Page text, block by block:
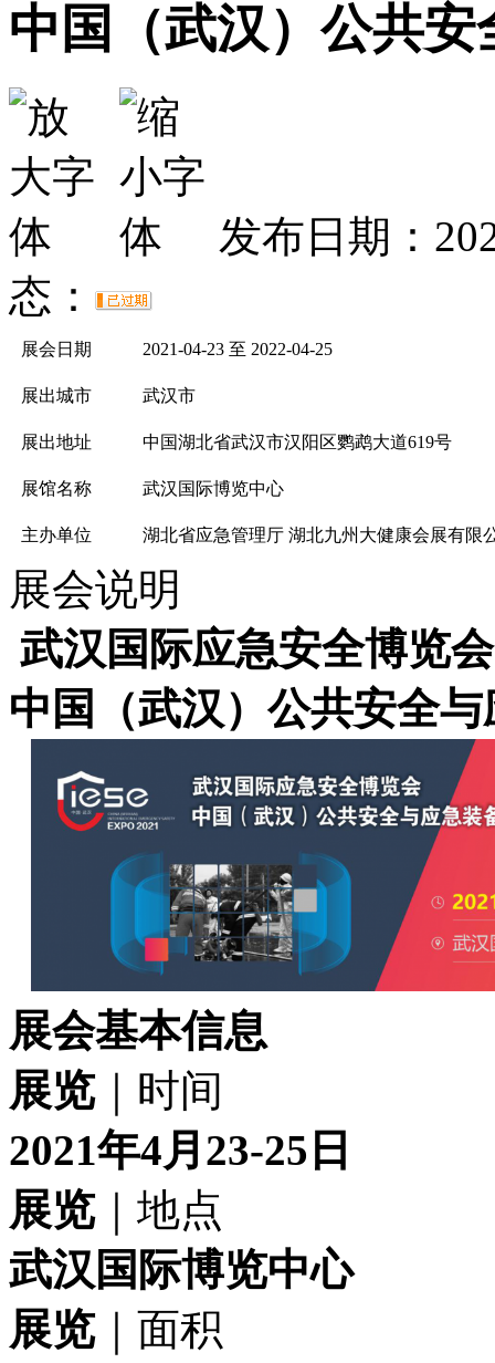
中国（武汉）公共
发布日期：
态：
展会日期 2021-04-23 至 2022-04-25
展出城市 武汉市
展出地址 中国湖北省武汉市汉阳区鹦鹉大道619号
展馆名称 武汉国际博览中心
主办单位 湖北省应急管理厅 湖北九州大健康会展有限
展会说明
武汉国际应急安全博览会
中国（武汉）公共安全
展会基本信息
展览｜时间
2021年4月23-25日
展览｜地点
武汉国际博览中心
展览｜面积